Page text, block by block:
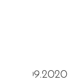
03.09.2020